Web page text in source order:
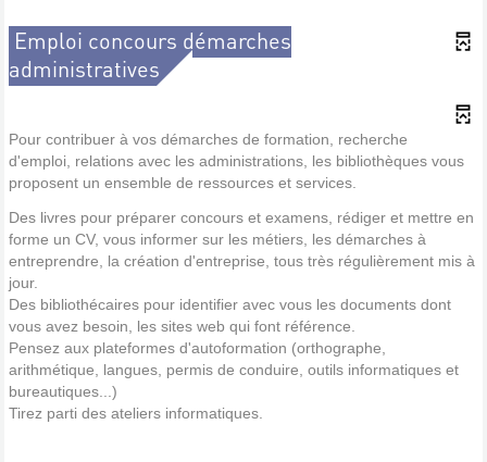
Emploi concours démarches
administratives
Pour contribuer à vos démarches de formation, recherche
d'emploi, relations avec les administrations, les bibliothèques vous
proposent un ensemble de ressources et services.
Des livres pour préparer concours et examens, rédiger et mettre en
forme un CV, vous informer sur les métiers, les démarches à
entreprendre, la création d'entreprise, tous très régulièrement mis à
jour.
Des bibliothécaires pour identifier avec vous les documents dont
vous avez besoin, les sites web qui font référence.
Pensez aux plateformes d'autoformation (orthographe,
arithmétique, langues, permis de conduire, outils informatiques et
bureautiques...)
Tirez parti des ateliers informatiques.